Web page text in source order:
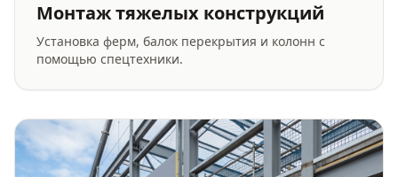
Монтаж тяжелых конструкций
Установка ферм, балок перекрытия и колонн с
помощью спецтехники.